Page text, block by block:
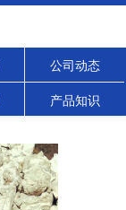
公司动态
产品知识